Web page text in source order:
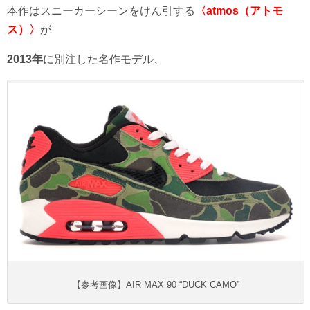
本作はスニーカーシーンをけん引する
〈atmos（アトモ
ス）〉 が
2013年に別注した名作モデル、
【参考画像】AIR MAX 90 “DUCK CAMO”